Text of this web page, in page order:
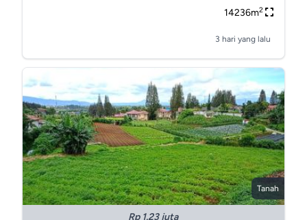
14236m2
3 hari yang lalu
Tanah
Rp 1.23 juta